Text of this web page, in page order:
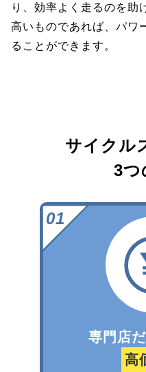
り、効率よく走るのを助
高いものであれば、パワ
ることができます。
サイクル
3つ
専門店
高